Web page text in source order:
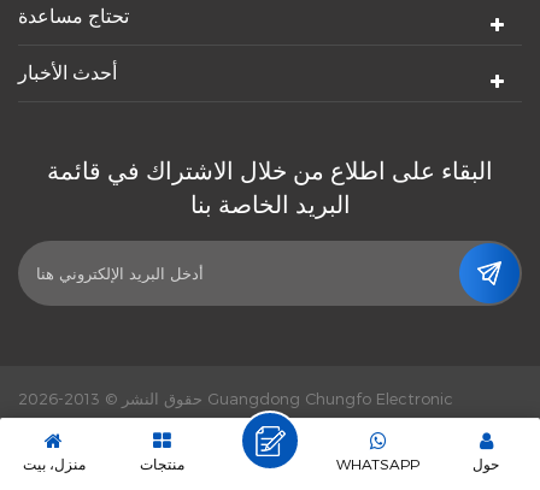
تحتاج مساعدة
أحدث الأخبار
البقاء على اطلاع من خلال الاشتراك في قائمة
البريد الخاصة بنا
حقوق النشر © 2013-2026 Guangdong Chungfo Electronic
خريطة الموقع XML سياسة خاصة | دعم شبكة IPv6. منزل، بيت منتجات حول WHATSAPP